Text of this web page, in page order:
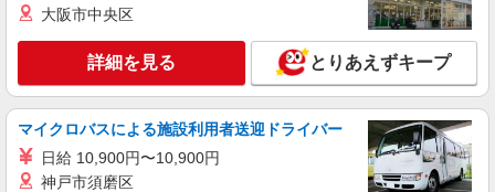
アルバイト
株式会社とりせん
スーパーの品出し・盛り付け・レジ精算等
時給1,141円
とりせん加須浜町店 埼玉県加須市浜町1-17
キープ 詳細を見る
大阪市中央区
詳細を見る とりあえずキープ
マイクロバスによる施設利用者送迎ドライバー
日給 10,900円〜10,900円
神戸市須磨区